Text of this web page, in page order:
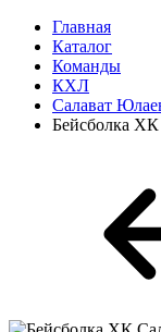
Главная
Каталог
Команды
КХЛ
Салават
Бейсболка ХК